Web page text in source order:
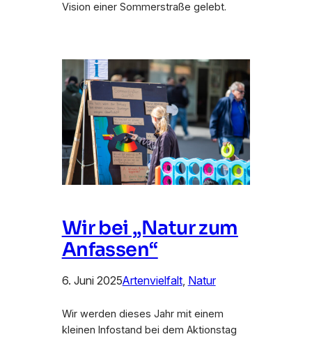
Vision einer Sommerstraße gelebt.
Wir bei „Natur zum
Anfassen“
6. Juni 2025Artenvielfalt, Natur
Wir werden dieses Jahr mit einem
kleinen Infostand bei dem Aktionstag